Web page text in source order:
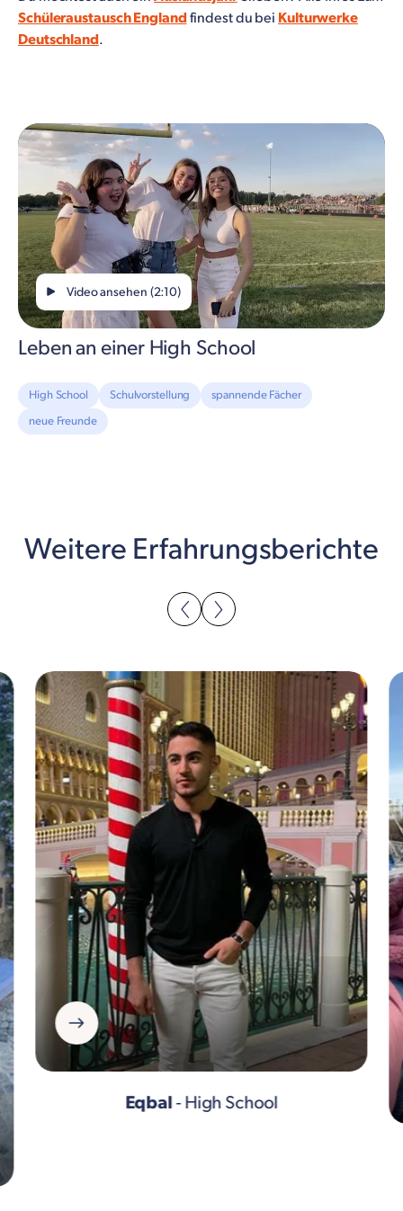
Schüleraustausch Englandfindest du bei Kulturwerke
Deutschland.
Video ansehen (2:10)
Leben an einer High School
High School Schulvorstellung
spannende Fächer
neue Freunde
Weitere Erfahrungsberichte
Eqbal- High School